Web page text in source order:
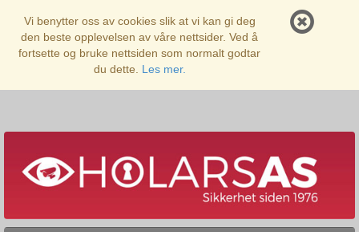
Vi benytter oss av cookies slik at vi kan gi deg
den beste opplevelsen av våre nettsider. Ved å
fortsette og bruke nettsiden som normalt godtar
du dette. Les mer.